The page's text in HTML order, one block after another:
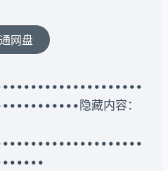
网盘
隐藏内容：